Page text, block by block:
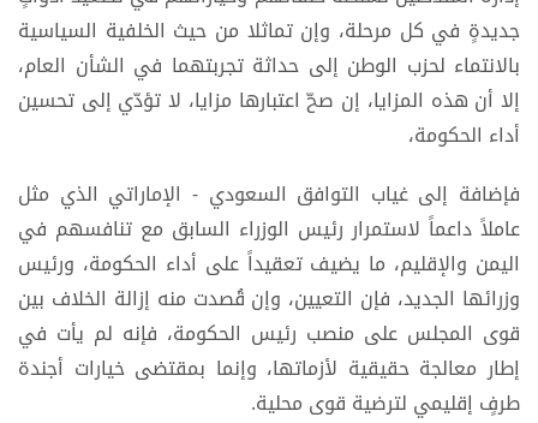
جديدةٍ في كل مرحلة، وإن تماثلا من حيث الخلفية السياسية
بالانتماء لحزب الوطن إلى حداثة تجربتهما في الشأن العام،
إلا أن هذه المزايا، إن صحّ اعتبارها مزايا، لا تؤدّي إلى تحسين
أداء الحكومة،
فإضافة إلى غياب التوافق السعودي - الإماراتي الذي مثل
عاملاً داعماً لاستمرار رئيس الوزراء السابق مع تنافسهم في
اليمن والإقليم، ما يضيف تعقيداً على أداء الحكومة، ورئيس
وزرائها الجديد، فإن التعيين، وإن قُصدت منه إزالة الخلاف بين
قوى المجلس على منصب رئيس الحكومة، فإنه لم يأت في
إطار معالجة حقيقية لأزماتها، وإنما بمقتضى خيارات أجندة
طرفٍ إقليمي لترضية قوى محلية.